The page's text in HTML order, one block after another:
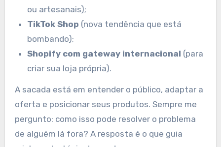
ou artesanais);
TikTok Shop (nova tendência que está
bombando);
Shopify com gateway internacional (para
criar sua loja própria).
A sacada está em entender o público, adaptar a
oferta e posicionar seus produtos. Sempre me
pergunto: como isso pode resolver o problema
de alguém lá fora? A resposta é o que guia